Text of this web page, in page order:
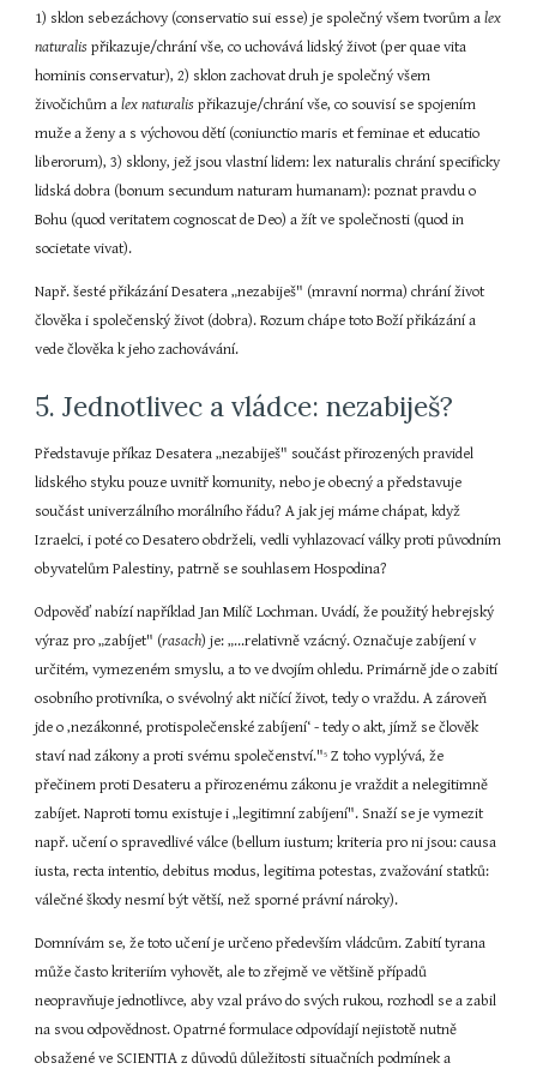
1) sklon sebezáchovy (conservatio sui esse) je společný všem tvorům a lex
naturalis přikazuje/chrání vše, co uchovává lidský život (per quae vita
hominis conservatur), 2) sklon zachovat druh je společný všem
živočichům a lex naturalis přikazuje/chrání vše, co souvisí se spojením
muže a ženy a s výchovou dětí (coniunctio maris et feminae et educatio
liberorum), 3) sklony, jež jsou vlastní lidem: lex naturalis chrání specificky
lidská dobra (bonum secundum naturam humanam): poznat pravdu o
Bohu (quod veritatem cognoscat de Deo) a žít ve společnosti (quod in
societate vivat).
Např. šesté přikázání Desatera „nezabiješ" (mravní norma) chrání život
člověka i společenský život (dobra). Rozum chápe toto Boží přikázání a
vede člověka k jeho zachovávání.
5. Jednotlivec a vládce: nezabiješ?
Představuje příkaz Desatera „nezabiješ" součást přirozených pravidel
lidského styku pouze uvnitř komunity, nebo je obecný a představuje
součást univerzálního morálního řádu? A jak jej máme chápat, když
Izraelci, i poté co Desatero obdrželi, vedli vyhlazovací války proti původním
obyvatelům Palestiny, patrně se souhlasem Hospodina?
Odpověď nabízí například Jan Milíč Lochman. Uvádí, že použitý hebrejský
výraz pro „zabíjet" (rasach) je: „...relativně vzácný. Označuje zabíjení v
určitém, vymezeném smyslu, a to ve dvojím ohledu. Primárně jde o zabití
osobního protivníka, o svévolný akt ničící život, tedy o vraždu. A zároveň
jde o ‚nezákonné, protispolečenské zabíjení‘ - tedy o akt, jímž se člověk
staví nad zákony a proti svému společenství."5 Z toho vyplývá, že
přečinem proti Desateru a přirozenému zákonu je vraždit a nelegitimně
zabíjet. Naproti tomu existuje i „legitimní zabíjení". Snaží se je vymezit
např. učení o spravedlivé válce (bellum iustum; kriteria pro ni jsou: causa
iusta, recta intentio, debitus modus, legitima potestas, zvažování statků:
válečné škody nesmí být větší, než sporné právní nároky).
Domnívám se, že toto učení je určeno především vládcům. Zabití tyrana
může často kriteriím vyhovět, ale to zřejmě ve většině případů
neopravňuje jednotlivce, aby vzal právo do svých rukou, rozhodl se a zabil
na svou odpovědnost. Opatrné formulace odpovídají nejistotě nutně
obsažené ve SCIENTIA z důvodů důležitosti situačních podmínek a